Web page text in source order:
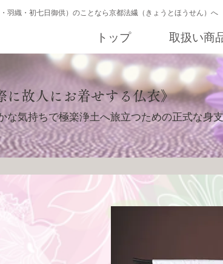
羽織・初七日御供）のことなら京都法繊（きょうとほうせん）へ
トップ 取扱い商
に故人にお着せする仏衣》
な気持ちで極楽浄土へ旅立つための正式な身